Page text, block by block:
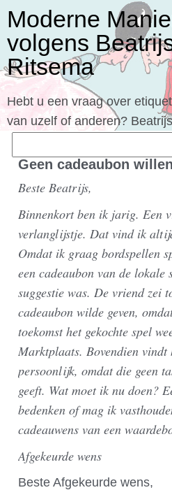
Moderne
volgens
Ritsema
Hebt u een vraag over
van uzelf of anderen?
naar:Geen cadeaubon
Beste Beatrijs,
Binnenkort ben ik jarig. Een
verlanglijstje. Dat vind ik
Omdat ik graag bordspellen
een cadeaubon van de lokale
suggestie was. De vriend zei
cadeaubon wilde geven,
toekomst het gekochte spel
Marktplaats. Bovendien vindt
persoonlijk, omdat die geen
geeft. Wat moet ik nu doen?
bedenken of mag ik
cadeauwens van een
Afgekeurde wens
Beste Afgekeurde wens,